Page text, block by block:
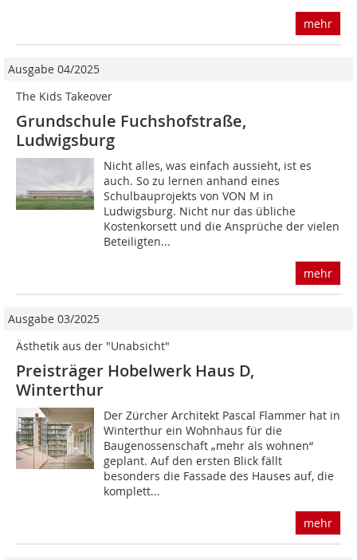
mehr
Ausgabe 04/2025
The Kids Takeover
Grundschule Fuchshofstraße,
Ludwigsburg
Nicht alles, was einfach aussieht, ist es
auch. So zu lernen anhand eines
Schulbauprojekts von VON M in
Ludwigsburg. Nicht nur das übliche
Kostenkorsett und die Ansprüche der vielen
Beteiligten...
mehr
Ausgabe 03/2025
Ästhetik aus der "Unabsicht"
Preisträger Hobelwerk Haus D,
Winterthur
Der Zürcher Architekt Pascal Flammer hat in
Winterthur ein Wohnhaus für die
Baugenossenschaft „mehr als wohnen“
geplant. Auf den ersten Blick fällt
besonders die Fassade des Hauses auf, die
komplett...
mehr